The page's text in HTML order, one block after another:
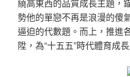
繞高東西的品質成長主題，
勢他的單戀不再是浪漫的傻
逼迫的代數題。而上，推進
陞，為“十五五”時代體育成